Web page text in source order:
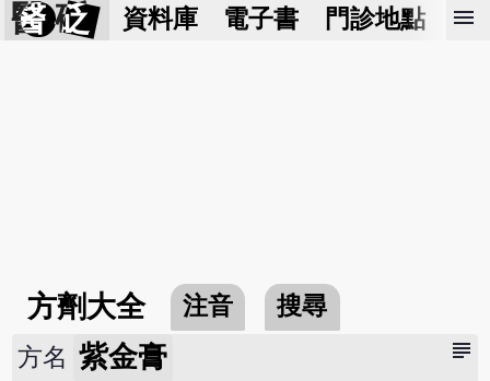
醫 砭 資料庫 電子書 門診地點 預
menu
方劑大全 注音 搜尋
subject
方名 紫金膏